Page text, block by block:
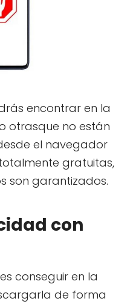
encontrar en la
otrasque no están
el navegador
gratuitas,
son garantizados.
con
conseguir en la
de forma